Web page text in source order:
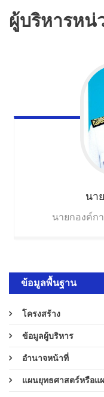
ผู้บริหารหน่
นา
นายกองค์ก
ข้อมูลพื้นฐาน
โครงสร้าง
ข้อมูลผู้บริหาร
อำนาจหน้าที่
แผนยุทธศาสตร์หรือ